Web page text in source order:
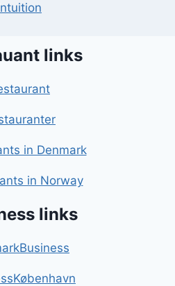
links
in Denmark
in Norway
links